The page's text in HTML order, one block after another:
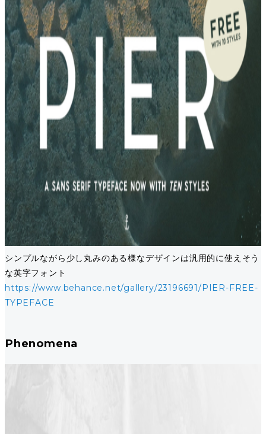
シンプルながら少し丸みのある様なデザインは汎用的に使えそう
な英字フォント
https://www.behance.net/gallery/23196691/PIER-FREE-
TYPEFACE
Phenomena